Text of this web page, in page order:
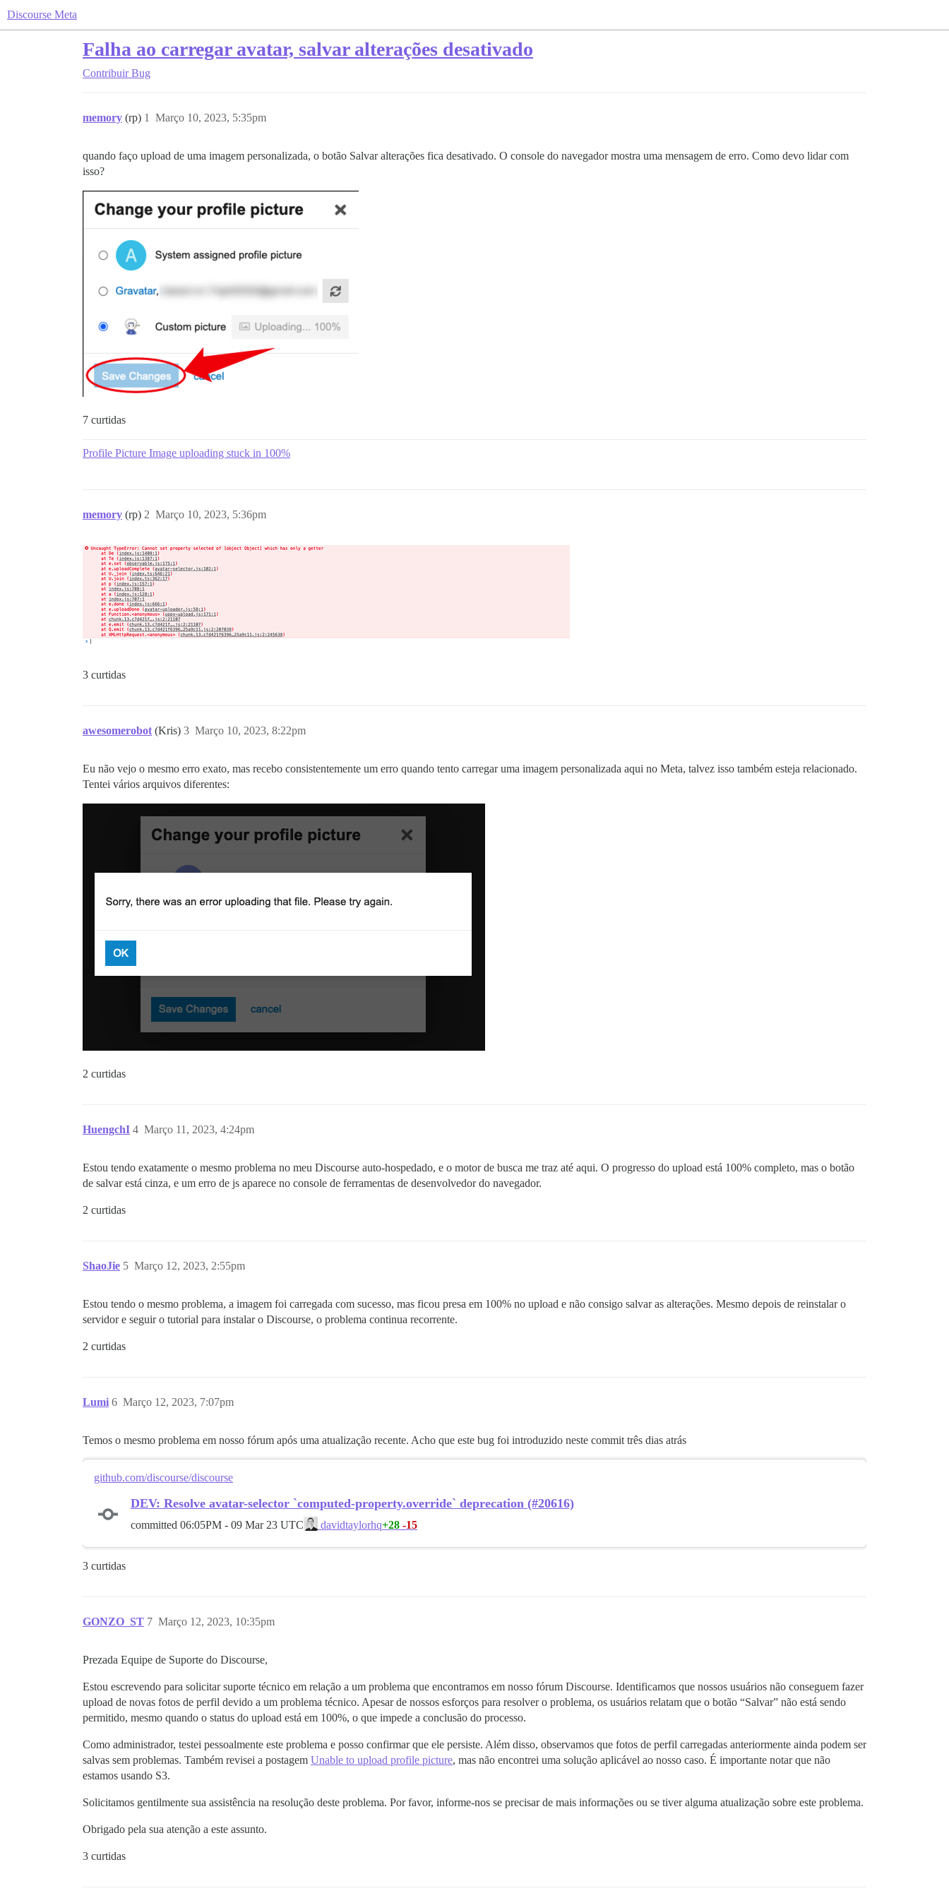
Discourse Meta
Falha ao carregar avatar, salvar alterações desativado
Contribuir Bug
memory (rp) Março 10, 2023, 5:35pm
1
quando faço upload de uma imagem personalizada, o botão Salvar alterações fica desativado. O console do navegador mostra uma mensagem de erro. Como devo lidar com
isso?
7 curtidas
Profile Picture Image uploading stuck in 100%
memory (rp) Março 10, 2023, 5:36pm
2
3 curtidas
awesomerobot (Kris) Março 10, 2023, 8:22pm
3
Eu não vejo o mesmo erro exato, mas recebo consistentemente um erro quando tento carregar uma imagem personalizada aqui no Meta, talvez isso também esteja relacionado.
Tentei vários arquivos diferentes:
2 curtidas
HuengchI Março 11, 2023, 4:24pm
4
Estou tendo exatamente o mesmo problema no meu Discourse auto-hospedado, e o motor de busca me traz até aqui. O progresso do upload está 100% completo, mas o botão
de salvar está cinza, e um erro de js aparece no console de ferramentas de desenvolvedor do navegador.
2 curtidas
ShaoJie Março 12, 2023, 2:55pm
5
Estou tendo o mesmo problema, a imagem foi carregada com sucesso, mas ficou presa em 100% no upload e não consigo salvar as alterações. Mesmo depois de reinstalar o
servidor e seguir o tutorial para instalar o Discourse, o problema continua recorrente.
2 curtidas
Lumi Março 12, 2023, 7:07pm
6
Temos o mesmo problema em nosso fórum após uma atualização recente. Acho que este bug foi introduzido neste commit três dias atrás
github.com/discourse/discourse
DEV: Resolve avatar-selector `computed-property.override` deprecation (#20616)
committed 06:05PM - 09 Mar 23 UTC davidtaylorhq+28 -15
3 curtidas
GONZO_ST Março 12, 2023, 10:35pm
7
Prezada Equipe de Suporte do Discourse,
Estou escrevendo para solicitar suporte técnico em relação a um problema que encontramos em nosso fórum Discourse. Identificamos que nossos usuários não conseguem fazer
upload de novas fotos de perfil devido a um problema técnico. Apesar de nossos esforços para resolver o problema, os usuários relatam que o botão “Salvar” não está sendo
permitido, mesmo quando o status do upload está em 100%, o que impede a conclusão do processo.
Como administrador, testei pessoalmente este problema e posso confirmar que ele persiste. Além disso, observamos que fotos de perfil carregadas anteriormente ainda podem ser
salvas sem problemas. Também revisei a postagem Unable to upload profile picture, mas não encontrei uma solução aplicável ao nosso caso. É importante notar que não
estamos usando S3.
Solicitamos gentilmente sua assistência na resolução deste problema. Por favor, informe-nos se precisar de mais informações ou se tiver alguma atualização sobre este problema.
Obrigado pela sua atenção a este assunto.
3 curtidas